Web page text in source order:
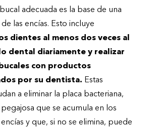
adecuada es la base de una
las encías. Esto incluye
dientes al menos dos veces al
dental diariamente y realizar
con productos
por su dentista. Estas
a eliminar la placa bacteriana,
que se acumula en los
y que, si no se elimina, puede